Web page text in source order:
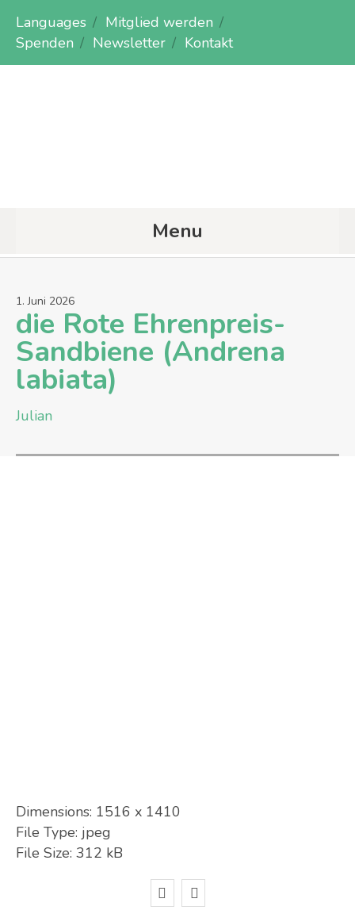
Languages
Mitglied werden
Spenden
Newsletter Kontakt
Menu
1. Juni 2026
die Rote Ehrenpreis-
Sandbiene (Andrena
labiata)
Julian
Dimensions: 1516 x 1410
File Type: jpeg
File Size: 312 kB